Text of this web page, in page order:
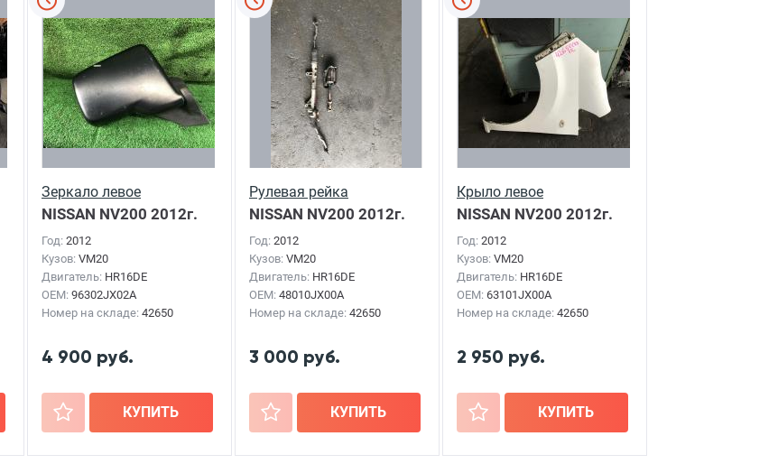
Зеркало левое
NISSAN NV200 2012г.
Год: 2012
Кузов: VM20
Двигатель: HR16DE
OEM: 96302JX02A
Номер на складе: 42650
4 900 руб.
+ КУПИТЬ
Рулевая рейка
NISSAN NV200 2012г.
Год: 2012
Кузов: VM20
Двигатель: HR16DE
OEM: 48010JX00A
Номер на складе: 42650
3 000 руб.
+ КУПИТЬ
Крыло левое
NISSAN NV200 2012г.
Год: 2012
Кузов: VM20
Двигатель: HR16DE
OEM: 63101JX00A
Номер на складе: 42650
2 950 руб.
+ КУПИТЬ